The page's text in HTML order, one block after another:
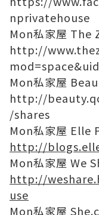
nprivatehouse
Mon私家屋 The
http://
Mon私家屋
http://
/shares
Mon私家屋 Elle
http://
Mon私家屋 We
http://
use
Mon私家屋